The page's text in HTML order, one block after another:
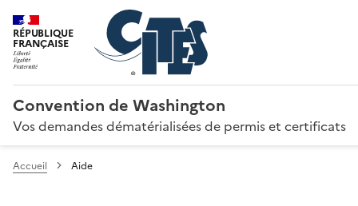
RÉPUBLIQUE
FRANÇAISE
Convention de Washington
Vos demandes dématérialisées de permis et certificats
Accueil Aide